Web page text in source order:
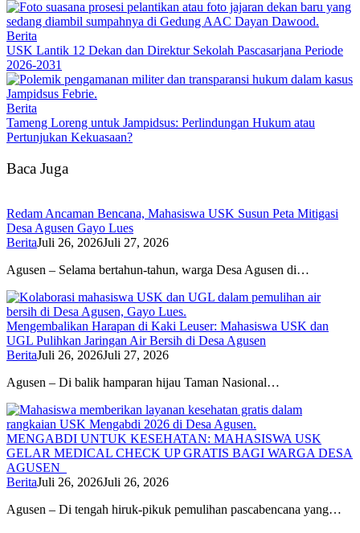
Berita
USK Lantik 12 Dekan dan Direktur Sekolah Pascasarjana Periode
2026-2031
Berita
Tameng Loreng untuk Jampidsus: Perlindungan Hukum atau
Pertunjukan Kekuasaan?
Baca Juga
Redam Ancaman Bencana, Mahasiswa USK Susun Peta Mitigasi
Desa Agusen Gayo Lues
BeritaJuli 26, 2026Juli 27, 2026
Agusen – Selama bertahun-tahun, warga Desa Agusen di…
Mengembalikan Harapan di Kaki Leuser: Mahasiswa USK dan
UGL Pulihkan Jaringan Air Bersih di Desa Agusen
BeritaJuli 26, 2026Juli 27, 2026
Agusen – Di balik hamparan hijau Taman Nasional…
MENGABDI UNTUK KESEHATAN: MAHASISWA USK
GELAR MEDICAL CHECK UP GRATIS BAGI WARGA DESA
AGUSEN
BeritaJuli 26, 2026Juli 26, 2026
Agusen – Di tengah hiruk-pikuk pemulihan pascabencana yang…